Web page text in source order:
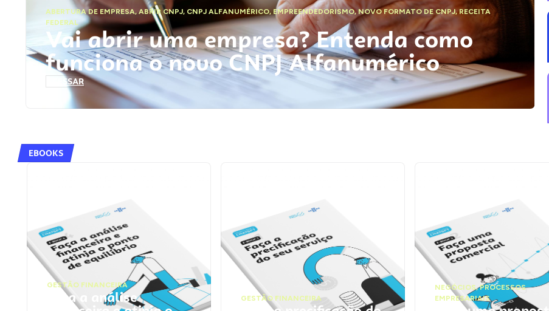
ABERTURA DE EMPRESA,ABRIR CNPJ, CNPJ ALFANUMÉRICO, EMPREENDEDORISMO,NOVO FORMATO DE CNPJ,RECEITA
FEDERAL
Vai abrir uma empresa? Entenda como
funciona o novo CNPJ Alfanumérico
ACESSAR
EBOOKS
GESTÃO FINANCEIRA
Faça a análise GESTÃO FINANCEIRA
NEGÓCIOS,PROCESSOS
EMPRESARIAIS